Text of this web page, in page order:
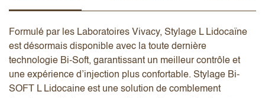
Formulé par les Laboratoires Vivacy, Stylage L Lidocaïne
est désormais disponible avec la toute dernière
technologie Bi-Soft, garantissant un meilleur contrôle et
une expérience d’injection plus confortable. Stylage Bi-
SOFT L Lidocaine est une solution de comblement